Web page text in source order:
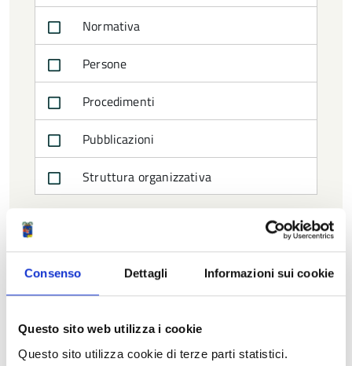
Consenso Dettagli Informazioni sui cookie
Questo sito web utilizza i cookie
Questo sito utilizza cookie di terze parti statistici.
Normativa
Persone
Procedimenti
Pubblicazioni
Struttura organizzativa
SERVIZIO AFFARI GENERALI
SERVIZIO INFRASTRUTTURE,